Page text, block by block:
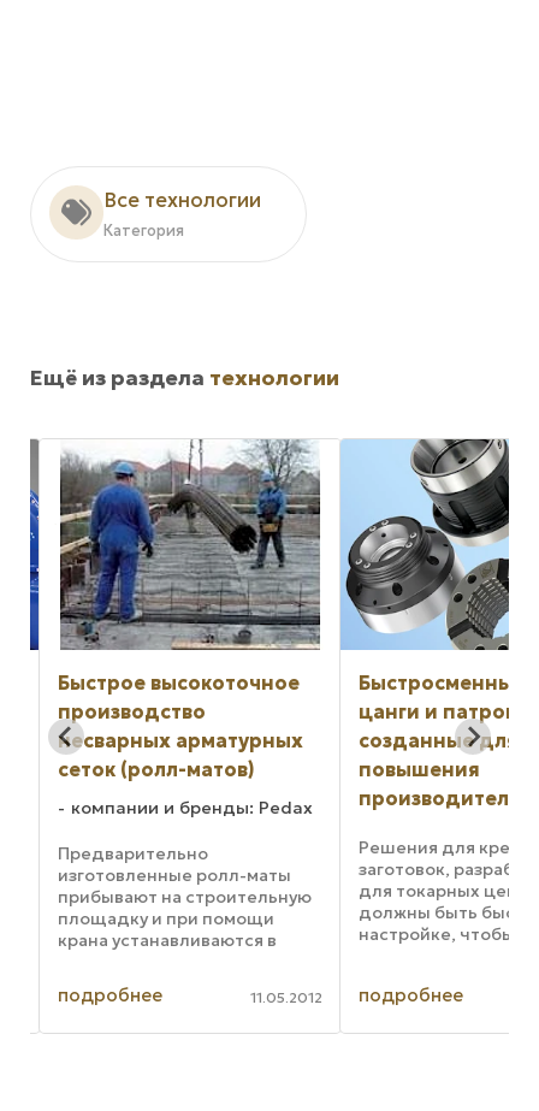
Все технологии
Категория
Ещё из раздела технологии
Быстрое высокоточное
производство
несварных арматурных
сеток (ролл-матов)
компании и бренды: Pedax
Предварительно
изготовленные ролл-маты
прибывают на строительную
площадку и при помощи
крана устанавливаются в
укладки. Раскладка арматуры
на строительной площадке -
подробнее 11.05.2012
Быстросменные
цанги и патроны,
созданные для
повышения
Решения для
заготовок,
для токарных
должны быть
настройке, чтобы
высокие точность и
подробнее